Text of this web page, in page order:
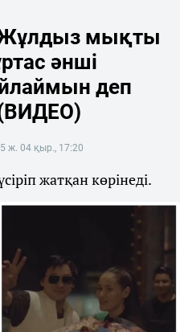
Жұлдыз мықты
әнші
деп
(ВИДЕО)
ж. 04 қыр., 17:20
жатқан көрінеді.